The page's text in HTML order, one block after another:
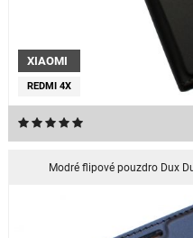
XIAOMI
REDMI 4X
Modré flipové pouzdro Dux